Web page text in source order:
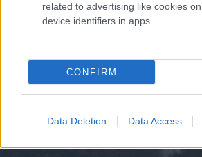
related to advertising like cookies
device identifiers in apps.
CONFIRM
Data Deletion Data Access